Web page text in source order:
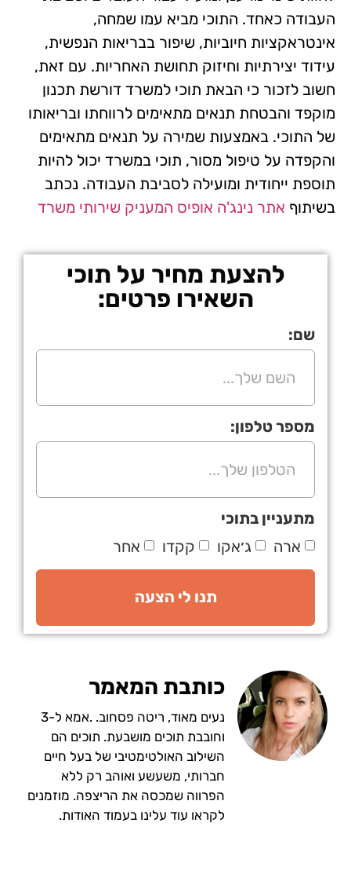
העבודה כאחד. התוכי מביא עמו שמחה,
אינטראקציות חיוביות, שיפור בבריאות הנפשית,
עידוד יצירתיות וחיזוק תחושת האחריות. עם זאת,
חשוב לזכור כי הבאת תוכי למשרד דורשת תכנון
מוקפד והבטחת תנאים מתאימים לרווחתו ובריאותו
של התוכי. באמצעות שמירה על תנאים מתאימים
והקפדה על טיפול מסור, תוכי במשרד יכול להיות
תוספת ייחודית ומועילה לסביבת העבודה. נכתב
בשיתוף אתר נינג'ה אופיס המעניק שירותי משרד
להצעת מחיר על תוכי
השאירו פרטים:
שם:
מספר טלפון:
מתעניין בתוכי
ארה
ג׳אקו קקדו אחר
תנו לי הצעה
כותבת המאמר
נעים מאוד, ריטה פסחוב. .אמא ל-3
וחובבת תוכים מושבעת. תוכים הם
השילוב האולטימטיבי של בעל חיים
חברותי, משעשע ואוהב רק ללא
הפרווה שמכסה את הריצפה. מוזמנים
לקראו עוד עלינו בעמוד האודות.